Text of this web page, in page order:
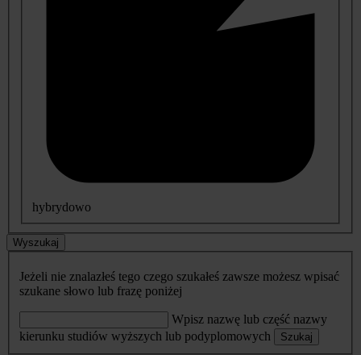
hybrydowo
Wyszukaj
Jeżeli nie znalazłeś tego czego szukałeś zawsze możesz wpisać
szukane słowo lub frazę poniżej
Wpisz nazwę lub część nazwy
kierunku studiów wyższych lub podyplomowych
Szukaj